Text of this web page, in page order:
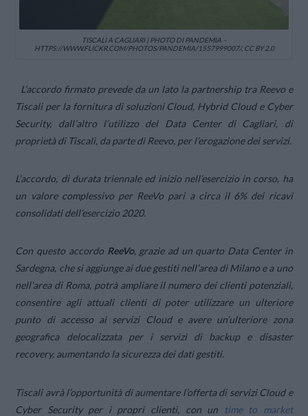
TISCALI A CAGLIARI | PHOTO DI PANDEMIA –
HTTPS://WWW.FLICKR.COM/PHOTOS/PANDEMIA/1557999007/, CC BY 2.0
L’accordo firmato prevede da un lato la partnership tra Reevo e
Tiscali per la fornitura di soluzioni Cloud, Hybrid Cloud e Cyber
Security, dall’altro l’utilizzo del Data Center di Cagliari, di
proprietà di Tiscali, da parte di Reevo, per l’erogazione dei servizi.
L’accordo, di durata triennale ed inizio nell’esercizio in corso, ha
un valore complessivo per ReeVo pari a circa il 6% dei ricavi
consolidati dell’esercizio 2020.
Con questo accordo ReeVo, grazie ad un quarto Data Center in
Sardegna, che si aggiunge ai due gestiti nell’area di Milano e a uno
nell’area di Roma, potrà ampliare il numero dei clienti potenziali,
consentire agli attuali clienti di poter utilizzare un ulteriore
punto di accesso ai servizi Cloud e avere un’ulteriore zona
geografica delocalizzata per i servizi di backup e disaster
recovery, aumentando la sicurezza dei dati gestiti.
Tiscali avrà l’opportunità di aumentare l’offerta di servizi Cloud e
Cyber Security per i propri clienti, con un
time to market